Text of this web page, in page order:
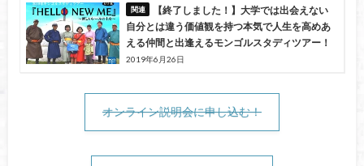
【終了しました！】大学では出会えない
自分とは違う価値観を持つ本気で人生を高めあ
える仲間と出逢えるモンゴルスタディツアー！
2019年6月26日
オンライン説明会に申し込む！